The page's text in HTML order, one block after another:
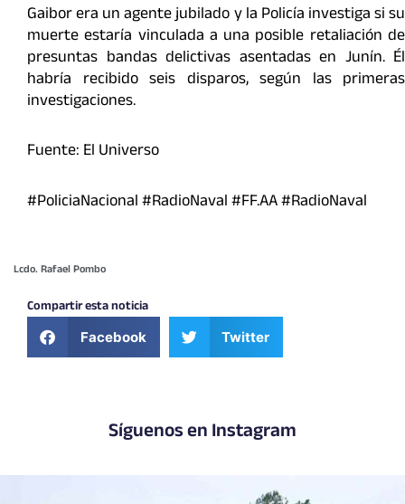
Gaibor era un agente jubilado y la Policía investiga si su
muerte estaría vinculada a una posible retaliación de
presuntas bandas delictivas asentadas en Junín. Él
habría recibido seis disparos, según las primeras
investigaciones.
Fuente: El Universo
#PoliciaNacional #RadioNaval #FF.AA #RadioNaval
Lcdo. Rafael Pombo
Compartir esta noticia
Facebook Twitter
Síguenos en Instagram